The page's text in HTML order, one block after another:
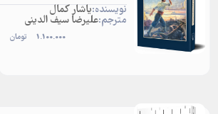
نویسنده:یاشار کمال
مترجم:علیرضا سیف الدینی
1.100.000 تومان